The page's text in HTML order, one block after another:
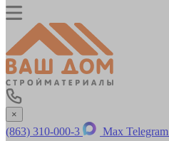
×
(863) 310-000-3 Max Telegram